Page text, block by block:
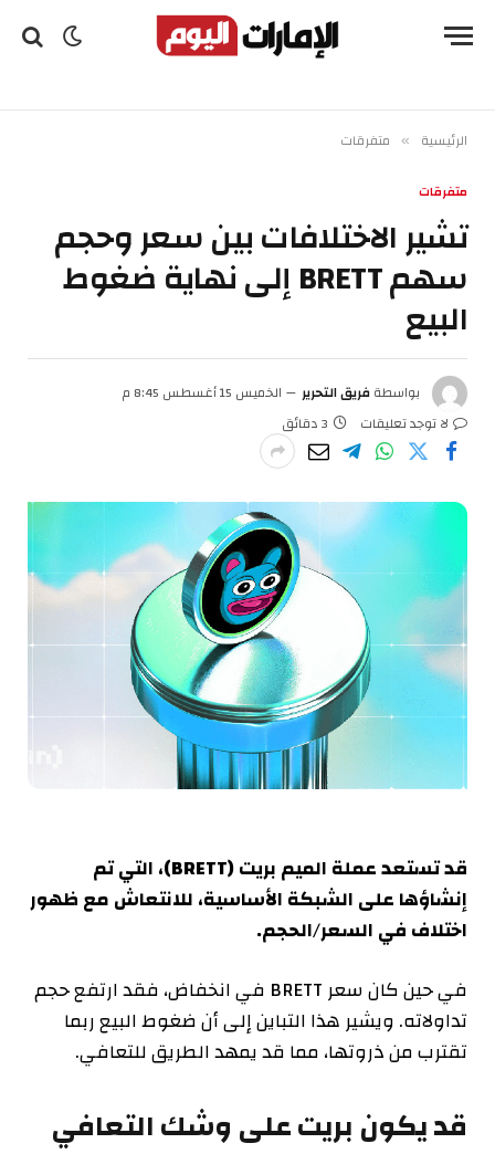
الرئيسية » متفرقات
متفرقات
تشير الاختلافات بين سعر وحجم
سهم BRETT إلى نهاية ضغوط
البيع
بواسطةفريق التحرير
الخميس 15 أغسطس 8:45 م
لا توجد تعليقات
3 دقائق
قد تستعد عملة الميم بريت (BRETT)، التي تم
إنشاؤها على الشبكة الأساسية، للانتعاش مع ظهور
اختلاف في السعر/الحجم.
في حين كان سعر BRETT في انخفاض، فقد ارتفع حجم
تداولاته. ويشير هذا التباين إلى أن ضغوط البيع ربما
تقترب من ذروتها، مما قد يمهد الطريق للتعافي.
قد يكون بريت على وشك التعافي